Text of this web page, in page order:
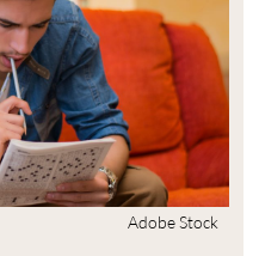
Adobe Stock